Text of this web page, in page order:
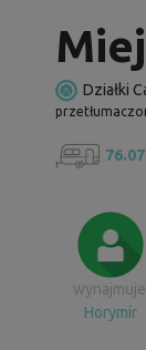
Działki
76.07
Horymír